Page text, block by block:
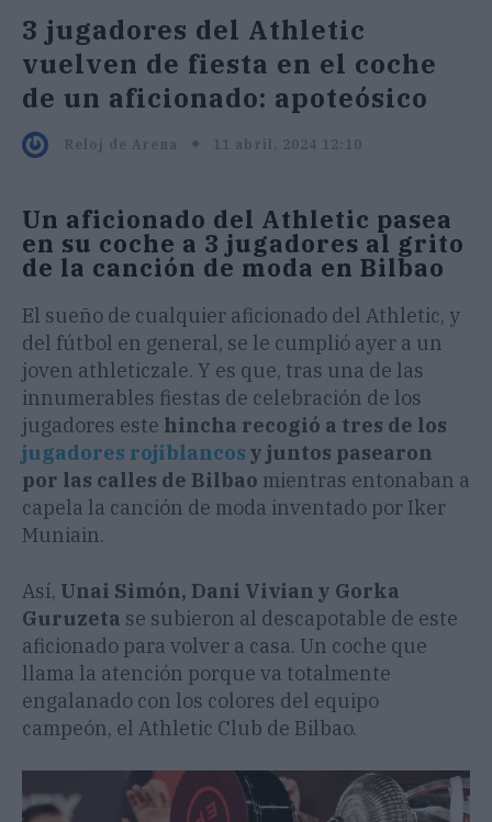
3 jugadores del Athletic
vuelven de fiesta en el coche
de un aficionado: apoteósico
Reloj de Arena 11 abril, 2024 12:10
Un aficionado del Athletic pasea
en su coche a 3 jugadores al grito
de la canción de moda en Bilbao
El sueño de cualquier aficionado del Athletic, y
del fútbol en general, se le cumplió ayer a un
joven athleticzale. Y es que, tras una de las
innumerables fiestas de celebración de los
jugadores este hincha recogió a tres de los
jugadores rojiblancos y juntos pasearon
por las calles de Bilbao mientras entonaban a
capela la canción de moda inventado por Iker
Muniain.
Así, Unai Simón, Dani Vivian y Gorka
Guruzeta se subieron al descapotable de este
aficionado para volver a casa. Un coche que
llama la atención porque va totalmente
engalanado con los colores del equipo
campeón, el Athletic Club de Bilbao.